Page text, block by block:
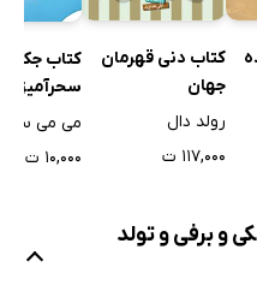
کتاب دنی قهرمان
جهان
رولد دال
۱۱۷,۰۰۰ ت
کتاب جک و
سحرآمیز
می می
۱۰,۰۰۰ ت
و برفی و تولد